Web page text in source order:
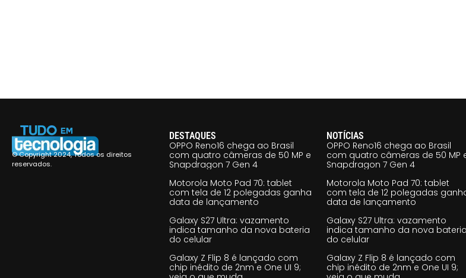
© Copyright 2024, Todos os direitos
reservados.
DESTAQUES
OPPO Reno16 chega ao Brasil
com quatro câmeras de 50 MP e
Snapdragon 7 Gen 4
Motorola Moto Pad 70: tablet
com tela de 12 polegadas ganha
data de lançamento
Galaxy S27 Ultra: vazamento
indica tamanho da nova bateria
do celular
Galaxy Z Flip 8 é lançado com
chip inédito de 2nm e One UI 9;
NOTÍCIAS
OPPO Reno16 chega ao Brasil
com quatro câmeras de 50 MP
Snapdragon 7 Gen 4
Motorola Moto Pad 70: tablet
com tela de 12 polegadas
data de lançamento
Galaxy S27 Ultra: vazamento
indica tamanho da nova bateria
do celular
Galaxy Z Flip 8 é lançado com
chip inédito de 2nm e One UI 9;